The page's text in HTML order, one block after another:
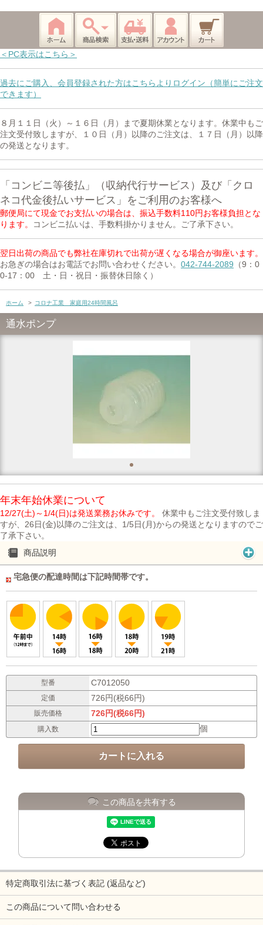
＜PC表示はこちら＞
過去にご購入、会員登録された方はこちらよりログイン（簡単にご注文
できます）
８月１１日（火）～１６日（月）まで夏期休業となります。休業中もご
注文受付致しますが、１０日（月）以降のご注文は、１７日（月）以降
の発送となります。
「コンビニ等後払」（収納代行サービス）及び「クロ
ネコ代金後払いサービス」をご利用のお客様へ
郵便局にて現金でお支払いの場合は、振込手数料110円お客様負担とな
ります。
コンビニ払いは、手数料掛かりません。ご了承下さい。
翌日出荷の商品でも弊社在庫切れで出荷が遅くなる場合が御座います。
お急ぎの場合はお電話でお問い合わせください。 042-744-2089 （9：0
0-17：00 土・日・祝日・振替休日除く）
ホーム > コロナ工業 家庭用24時間風呂
通水ポンプ
年末年始休業について
12/27(土)～1/4(日)は発送業務お休みです。
休業中もご注文受付致しま
すが、26日(金)以降のご注文は、1/5日(月)からの発送となりますのでご
了承下さい。
商品説明
宅急便の配達時間は下記時間帯です。
型番 C7012050
定価 726円(税66円)
販売価格 726円(税66円)
購入数 個
この商品を共有する
特定商取引法に基づく表記 (返品など)
この商品について問い合わせる